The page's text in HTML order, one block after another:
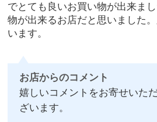
でとても良いお買い物が出来ま
物が出来るお店だと思いました
います。
お店からのコメント
嬉しいコメントをお寄せいた
ざいます。